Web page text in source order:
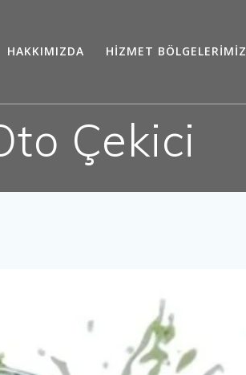
HAKKIMIZDA HİZMET BÖLGELERİMİZ
Çekici